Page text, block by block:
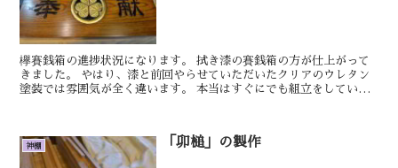
欅賽銭箱の進捗状況になります。 拭き漆の賽銭箱の方が仕上がって
きました。 やはり、漆と前回やらせていただいたクリアのウレタン
塗装では雰囲気が全く違います。 本当はすぐにでも組立をしていき
神棚 「卯槌」の製作